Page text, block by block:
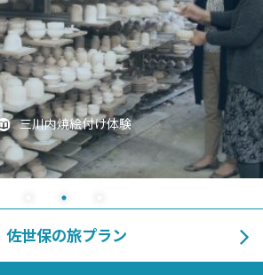
三川内焼絵付け体験
佐世保の旅プラン